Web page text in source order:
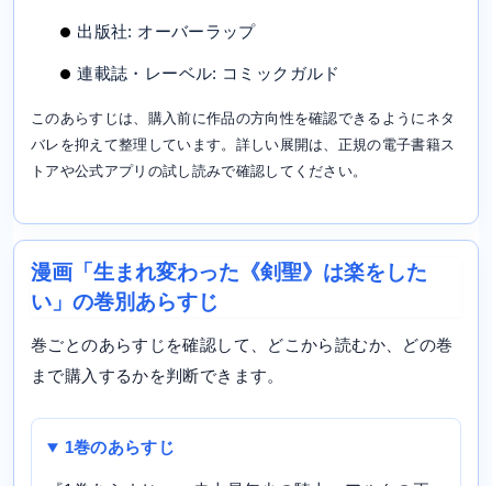
出版社: オーバーラップ
連載誌・レーベル: コミックガルド
このあらすじは、購入前に作品の方向性を確認できるようにネタ
バレを抑えて整理しています。詳しい展開は、正規の電子書籍ス
トアや公式アプリの試し読みで確認してください。
漫画「生まれ変わった《剣聖》は楽をした
い」の巻別あらすじ
巻ごとのあらすじを確認して、どこから読むか、どの巻
まで購入するかを判断できます。
1巻のあらすじ